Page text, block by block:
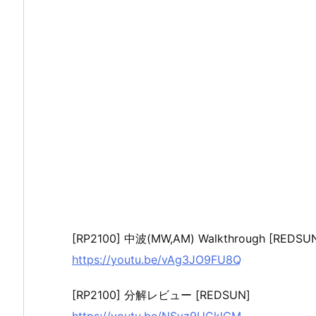
[RP2100] 中波(MW,AM) Walkthrough
https://youtu.be/vAg3JO9FU8Q
[RP2100] 分解レビュー [REDSUN]